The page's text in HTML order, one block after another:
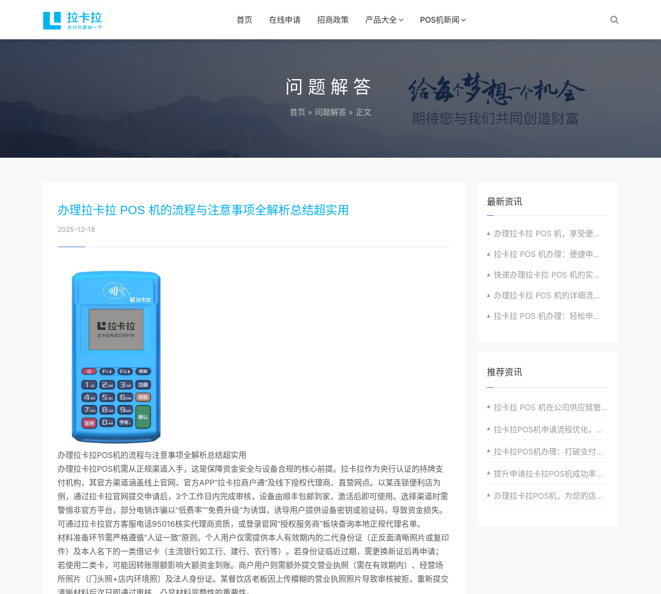
首页 在线申请 招商政策 产品大全 POS机新闻
问题解答
首页 » 问题解答 » 正文
办理拉卡拉 POS 机的流程与注意事项全解析总结超实用
2025-12-18
办理拉卡拉POS机的流程与注意事项全解析总结超实用
办理拉卡拉POS机需从正规渠道入手，这是保障资金安全与设备合规的核心前提。拉卡拉作为央行认证的持牌支
付机构，其官方渠道涵盖线上官网、官方APP“拉卡拉商户通”及线下授权代理商、直营网点。以某连锁便利店为
例，通过拉卡拉官网提交申请后，3个工作日内完成审核，设备由顺丰包邮到家，激活后即可使用。选择渠道时需
警惕非官方平台，部分电销诈骗以“低费率”“免费升级”为诱饵，诱导用户提供设备密钥或验证码，导致资金损失。
可通过拉卡拉官方客服电话95016核实代理商资质，或登录官网“授权服务商”板块查询本地正规代理名单。
材料准备环节需严格遵循“人证一致”原则。个人用户仅需提供本人有效期内的二代身份证（正反面清晰照片或复印
件）及本人名下的一类借记卡（主流银行如工行、建行、农行等）。若身份证临近过期，需更换新证后再申请；
若使用二类卡，可能因转账限额影响大额资金到账。商户用户则需额外提交营业执照（需在有效期内）、经营场
所照片（门头照+店内环境照）及法人身份证。某餐饮店老板因上传模糊的营业执照照片导致审核被拒，重新提交
最新资讯
办理拉卡拉 POS 机，享受便捷支付体验的秘籍
拉卡拉 POS 机办理：便捷申请，放心使用超安心
快速办理拉卡拉 POS 机的实用攻略分享超靠谱
办理拉卡拉 POS 机的详细流程与注意点全解析
拉卡拉 POS 机办理：轻松申请，高效收款有高招
推荐资讯
拉卡拉 POS 机在公司供应链管理中的支付应用​
拉卡拉POS机申请流程优化，助力小微商户快速发展
拉卡拉POS机办理：打破支付壁垒，迎接高效支付时代
提升申请拉卡拉POS机成功率的技巧
办理拉卡拉POS机，为您的店铺增加安全性